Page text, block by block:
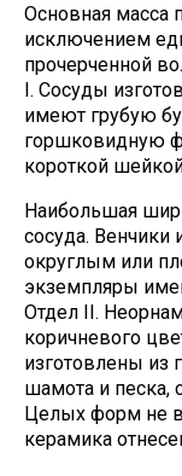
Основная масса
исключением
прочерченной
I. Сосуды
имеют грубую
горшковидную
короткой
Наибольшая
сосуда. Венчики
округлым или
экземпляры
Отдел II.
коричневого
изготовлены из
шамота и песка,
Целых форм не
керамика